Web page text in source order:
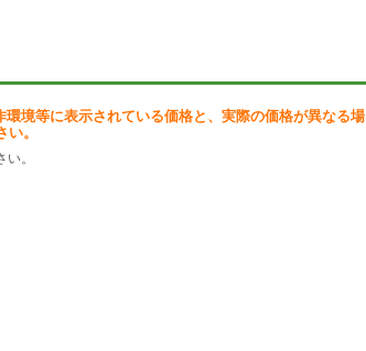
境等に表示されている価格と、実際の価格が異なる場
。
い。